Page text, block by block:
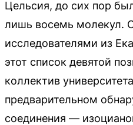
Цельсия, до сих пор
лишь восемь молекул.
исследователями из
этот список девятой
коллектив
предварительном
соединения —